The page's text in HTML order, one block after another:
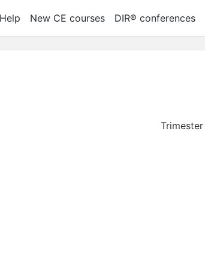
DIR® conferences
New CE courses
Help